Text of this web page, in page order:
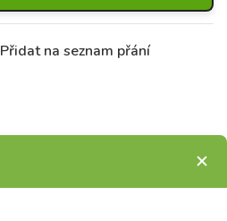
Přidat na seznam přání